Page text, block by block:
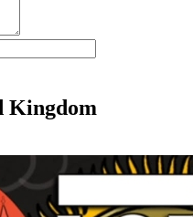
Kingdom